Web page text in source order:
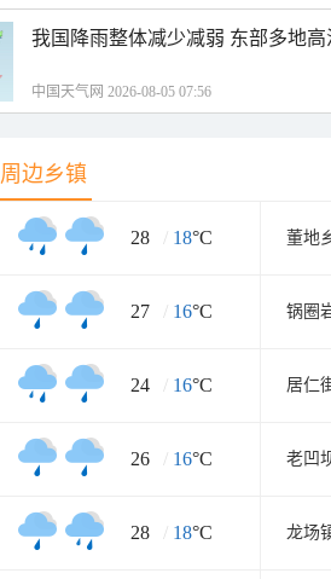
我国降雨整体减少减弱 东部多地
中国天气网 2026-08-05 07:56
周边乡镇
28 / 18°C 董地
27 / 16°C 锅圈
24 / 16°C 居仁
26 / 16°C 老凹
28 / 18°C 龙场